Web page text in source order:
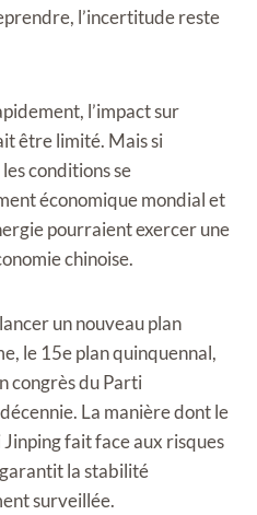
l’incertitude reste
l’impact sur
être limité. Mais si
les conditions se
économique mondial et
pourraient exercer une
chinoise.
un nouveau plan
le 15e plan quinquennal,
congrès du Parti
La manière dont le
fait face aux risques
la stabilité
surveillée.